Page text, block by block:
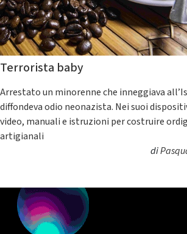
Terrorista baby
Arrestato un minorenne che inneggiava
diffondeva odio neonazista. Nei suoi
video, manuali e istruzioni per costruire
artigianali
di